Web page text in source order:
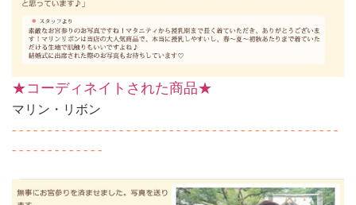
★コーディネイトされた商品★
マリン・リボン
- - - - - - - - - - - - - - - - - - - - - - - - - - - - - - - - - - - - - - - - - - - - - -
- - - - - - - - - - - - -